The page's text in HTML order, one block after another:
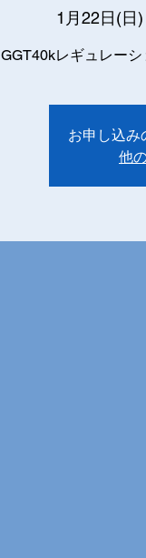
1月22日(日)
GGT40kレギュレー
お申し込
他